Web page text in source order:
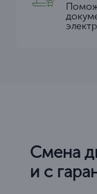
Смена
и с